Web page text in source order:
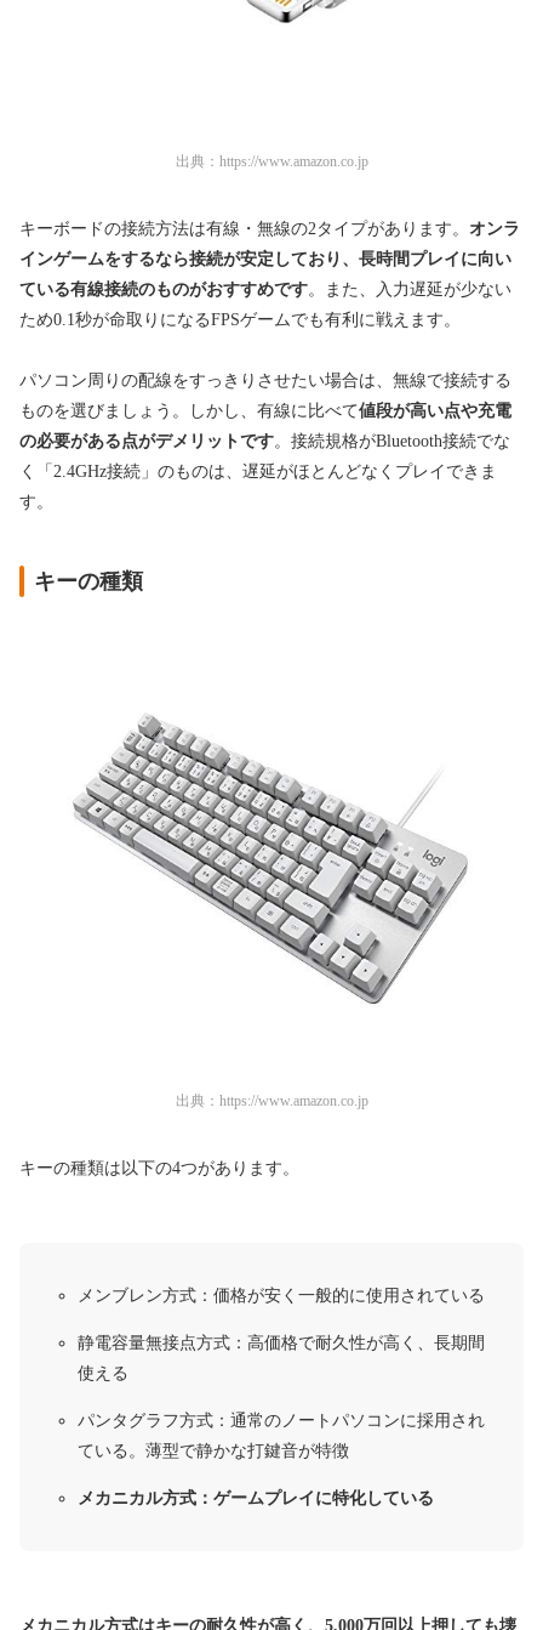
出典： https://www.amazon.co.jp
キーボードの接続方法は有線・無線の2タイプがあります。 オンラ
インゲームをするなら接続が安定しており、長時間プレイに向い
ている有線接続のものがおすすめです。また、入力遅延が少ない
ため0.1秒が命取りになるFPSゲームでも有利に戦えます。
パソコン周りの配線をすっきりさせたい場合は、無線で接続する
ものを選びましょう。しかし、有線に比べて値段が高い点や充電
の必要がある点がデメリットです。接続規格がBluetooth接続でな
く「2.4GHz接続」のものは、遅延がほとんどなくプレイできま
す。
キーの種類
出典： https://www.amazon.co.jp
キーの種類は以下の4つがあります。
メンブレン方式：価格が安く一般的に使用されている
静電容量無接点方式：高価格で耐久性が高く、長期間
使える
パンタグラフ方式：通常のノートパソコンに採用され
ている。薄型で静かな打鍵音が特徴
メカニカル方式：ゲームプレイに特化している
メカニカル方式はキーの耐久性が高く、5,000万回以上押しても壊